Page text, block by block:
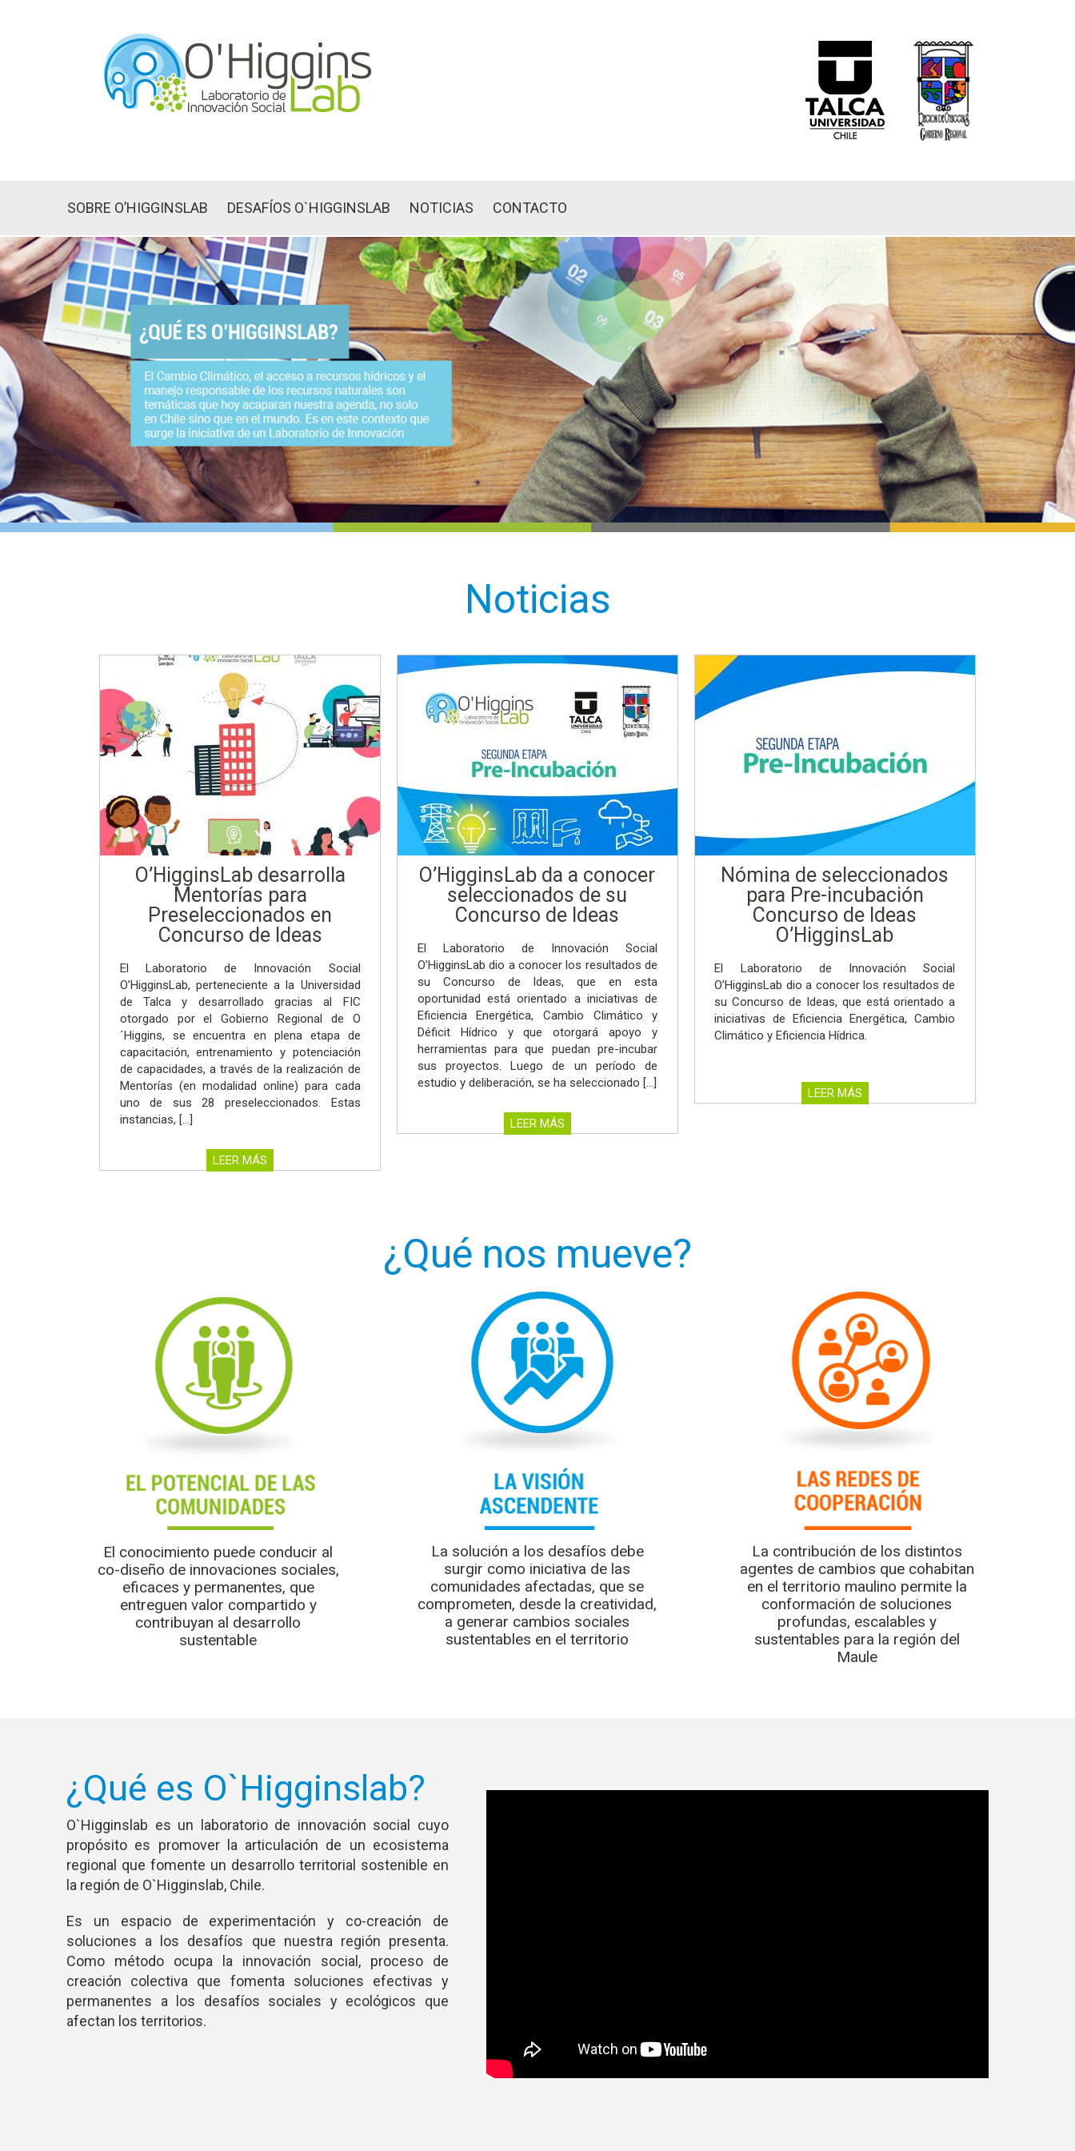
SOBRE O’HIGGINSLAB DESAFÍOS O`HIGGINSLAB NOTICIAS CONTACTO
Noticias
O’HigginsLab desarrolla
Mentorías para
Preseleccionados en
Concurso de Ideas
El Laboratorio de Innovación Social
O’HigginsLab, perteneciente a la Universidad
de Talca y desarrollado gracias al FIC
otorgado por el Gobierno Regional de O
´Higgins, se encuentra en plena etapa de
capacitación, entrenamiento y potenciación
de capacidades, a través de la realización de
Mentorías (en modalidad online) para cada
uno de sus 28 preseleccionados. Estas
instancias, […]
LEER MÁS
O’HigginsLab da a conocer
seleccionados de su
Concurso de Ideas
El Laboratorio de Innovación Social
O’HigginsLab dio a conocer los resultados de
su Concurso de Ideas, que en esta
oportunidad está orientado a iniciativas de
Eficiencia Energética, Cambio Climático y
Déficit Hídrico y que otorgará apoyo y
herramientas para que puedan pre-incubar
sus proyectos. Luego de un período de
estudio y deliberación, se ha seleccionado […]
LEER MÁS
Nómina de seleccionados
para Pre-incubación
Concurso de Ideas
O’HigginsLab
El Laboratorio de Innovación Social
O’HigginsLab dio a conocer los resultados de
su Concurso de Ideas, que está orientado a
iniciativas de Eficiencia Energética, Cambio
Climático y Eficiencia Hídrica.
LEER MÁS
¿Qué nos mueve?
El conocimiento puede conducir al
co-diseño de innovaciones sociales,
eficaces y permanentes, que
entreguen valor compartido y
contribuyan al desarrollo
sustentable
La solución a los desafíos debe
surgir como iniciativa de las
comunidades afectadas, que se
comprometen, desde la creatividad,
a generar cambios sociales
sustentables en el territorio
La contribución de los distintos
agentes de cambios que cohabitan
en el territorio maulino permite la
conformación de soluciones
profundas, escalables y
sustentables para la región del
Maule
¿Qué es O`Higginslab?
O`Higginslab es un laboratorio de innovación social cuyo
propósito es promover la articulación de un ecosistema
regional que fomente un desarrollo territorial sostenible en
la región de O`Higginslab, Chile.
Es un espacio de experimentación y co-creación de
soluciones a los desafíos que nuestra región presenta.
Como método ocupa la innovación social, proceso de
creación colectiva que fomenta soluciones efectivas y
permanentes a los desafíos sociales y ecológicos que
afectan los territorios.